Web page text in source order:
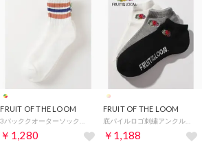
FRUIT OF THE LOOM
￥1,280
FRUIT OF THE LOOM
底パイルロゴ刺繍アンクル3Pソックス （マルチ）
￥1,188